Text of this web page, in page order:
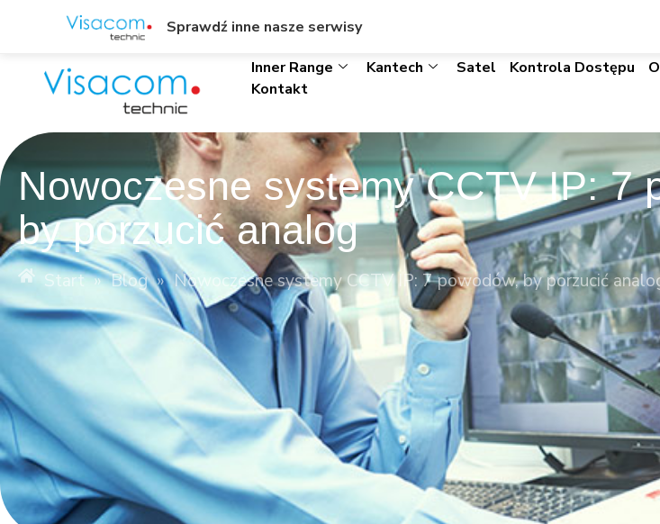
ul. Wł. Trylińskiego 8/L1, Olsztyn +48895342323
Inner Range Kantech Satel Kontrola Dostępu
Kontakt
Nowoczesne systemy CCTV IP: 7
by porzucić analog
Start » Blog » Nowoczesne systemy CCTV IP: 7 powodów, by porzucić
Sprawdź inne nasze serwisy